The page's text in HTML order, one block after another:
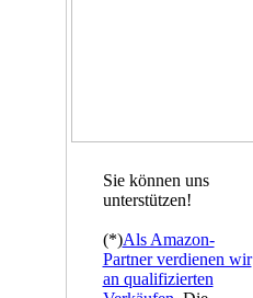
Sie können uns
unterstützen!
(*)Als Amazon-
Partner verdienen wir
an qualifizierten